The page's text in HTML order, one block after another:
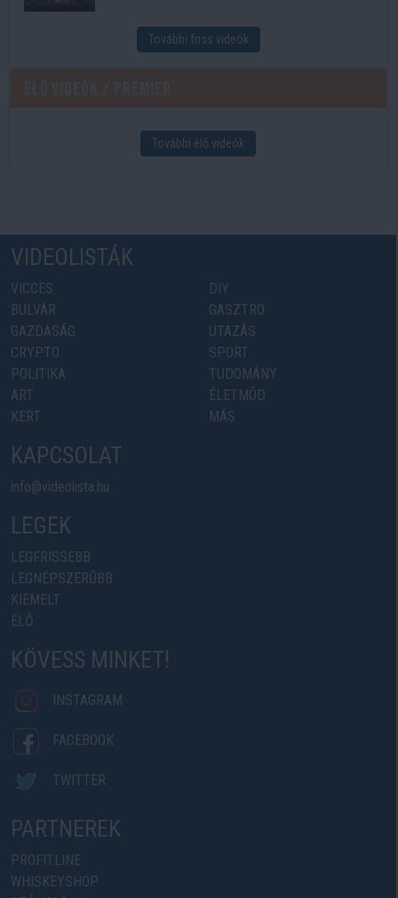
További friss videók
További élő videók
VIDEOLISTÁK
VICCES
BULVÁR
GAZDASÁG
CRYPTO
POLITIKA
ART
KERT
DIY
GASZTRO
UTAZÁS
SPORT
TUDOMÁNY
ÉLETMÓD
MÁS
KAPCSOLAT
info@videolista.hu
LEGEK
LEGFRISSEBB
LEGNÉPSZERŰBB
KIEMELT
ÉLŐ
KÖVESS MINKET!
INSTAGRAM
FACEBOOK
TWITTER
PARTNEREK
PROFITLINE
WHISKEYSHOP